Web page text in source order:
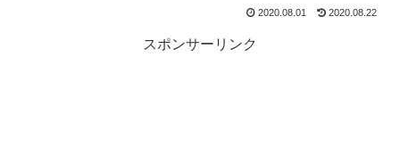
2020.08.01 2020.08.22
スポンサーリンク